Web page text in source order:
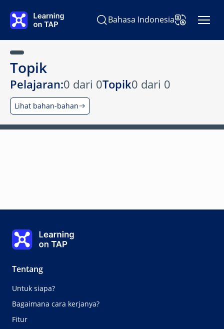
Cari Learning on TAP
Bahasa IndonesiaUbah Bahasa
Topik
Pelajaran:0 dari 0Topik0 dari 0
Lihat bahan-bahan
0%
Topik
Pelajaran:
Learning on TAP Beranda
Tentang
Untuk siapa?
Bagaimana cara kerjanya?
Fitur